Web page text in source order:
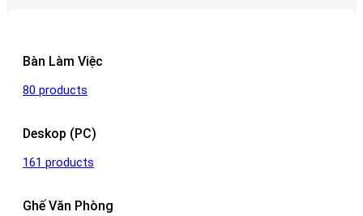
Bàn Làm Việc
80 products
Deskop (PC)
161 products
Ghế Văn Phòng